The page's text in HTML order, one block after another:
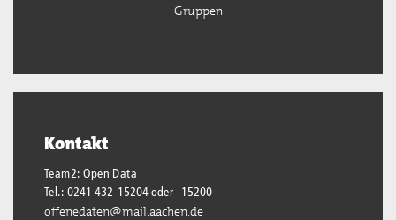
Gruppen
Kontakt
Team2: Open Data
Tel.: 0241 432-15204 oder -15200
offenedaten@mail.aachen.de